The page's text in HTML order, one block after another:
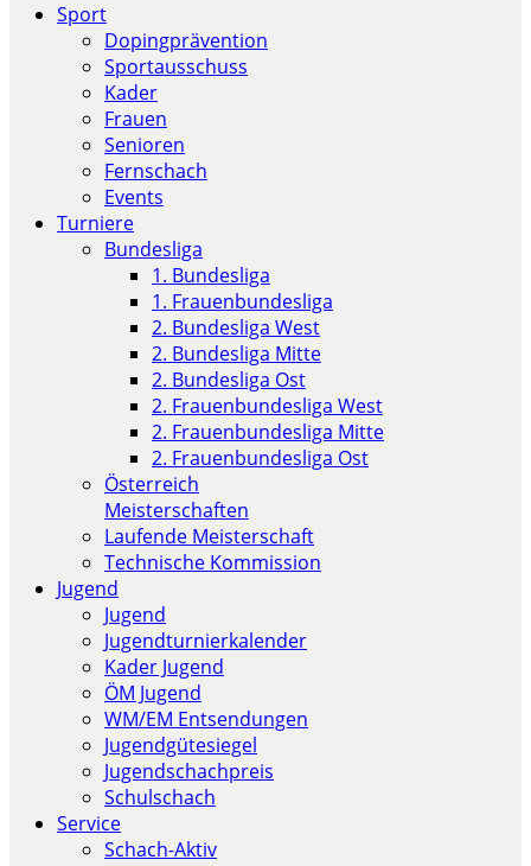
Sport
Dopingprävention
Sportausschuss
Kader
Frauen
Senioren
Fernschach
Events
Turniere
Bundesliga
1. Bundesliga
1. Frauenbundesliga
2. Bundesliga West
2. Bundesliga Mitte
2. Bundesliga Ost
2. Frauenbundesliga West
2. Frauenbundesliga Mitte
2. Frauenbundesliga Ost
Österreich
Meisterschaften
Laufende Meisterschaft
Technische Kommission
Jugend
Jugend
Jugendturnierkalender
Kader Jugend
ÖM Jugend
WM/EM Entsendungen
Jugendgütesiegel
Jugendschachpreis
Schulschach
Service
Schach-Aktiv